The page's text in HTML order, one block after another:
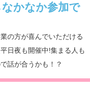
かなか参加で
の方が喜んでいただける
日夜も開催中!集まる人も
話が合うかも！？